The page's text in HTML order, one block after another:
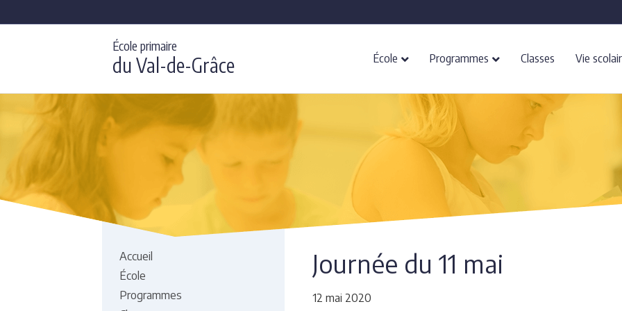
École primaire
du Val-de-Grâce École Programmes Classes Vie
Accueil
École
Programmes
Journée du 11 mai
12 mai 2020